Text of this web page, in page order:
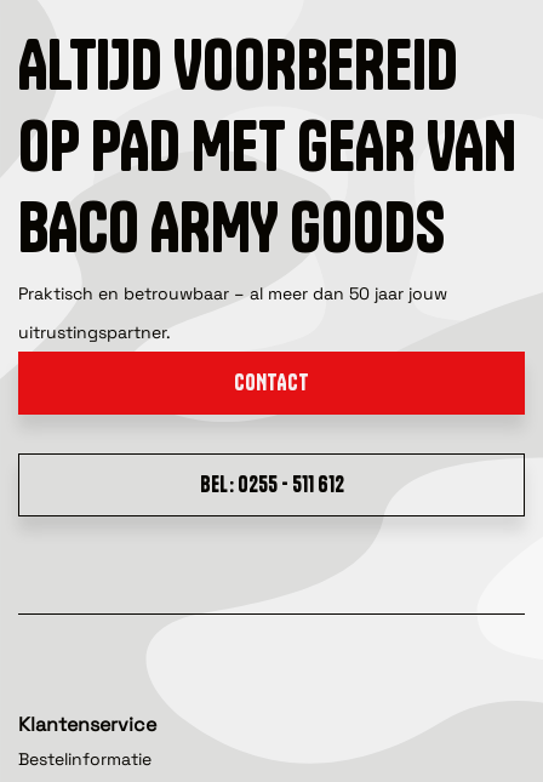
ALTIJD VOORBEREID
OP PAD MET GEAR VAN
BACO ARMY GOODS
Praktisch en betrouwbaar – al meer dan 50 jaar jouw
uitrustingspartner.
CONTACT
BEL: 0255 - 511 612
Klantenservice
Bestelinformatie